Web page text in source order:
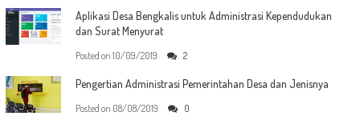
Aplikasi Desa Bengkalis untuk Administrasi Kependudukan
dan Surat Menyurat
Posted on 10/09/2019 2
Pengertian Administrasi Pemerintahan Desa dan Jenisnya
Posted on 08/08/2019 0